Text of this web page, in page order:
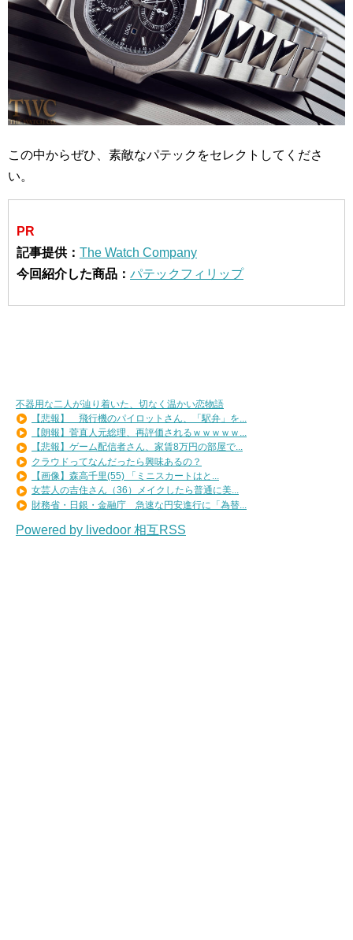
この中からぜひ、素敵なパテックをセレクトしてくださ
い。
PR
記事提供： The Watch Company
今回紹介した商品： パテックフィリップ
不器用な二人が辿り着いた、切なく温かい恋物語
【悲報】 飛行機のパイロットさん、「駅弁」を...
【朗報】菅直人元総理、再評価されるｗｗｗｗｗ...
【悲報】ゲーム配信者さん、家賃8万円の部屋で...
クラウドってなんだったら興味あるの？
【画像】森高千里(55) 「ミニスカートはと...
女芸人の吉住さん（36）メイクしたら普通に美...
財務省・日銀・金融庁 急速な円安進行に「為替...
Powered by livedoor 相互RSS